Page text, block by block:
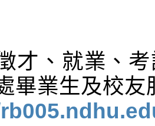
才、就業、